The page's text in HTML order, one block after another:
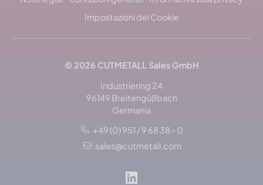
Impostazioni dei Cookie
© 2026 CUTMETALL Sales GmbH
Industriering 24
96149 Breitengüßbach
Germania
+49 (0) 951 / 9 68 38 - 0
sales@cutmetall.com